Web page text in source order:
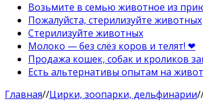
Возьмите в семью животное из
Пожалуйста, стерилизуйте животных
Стерилизуйте животных
Молоко — без слёз коров и телят! ❤
Продажа кошек, собак и кроликов
Есть альтернативы опытам на
Главная//Цирки, зоопарки, дельфинарии